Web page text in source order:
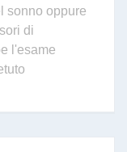
sonno oppure
di
l'esame